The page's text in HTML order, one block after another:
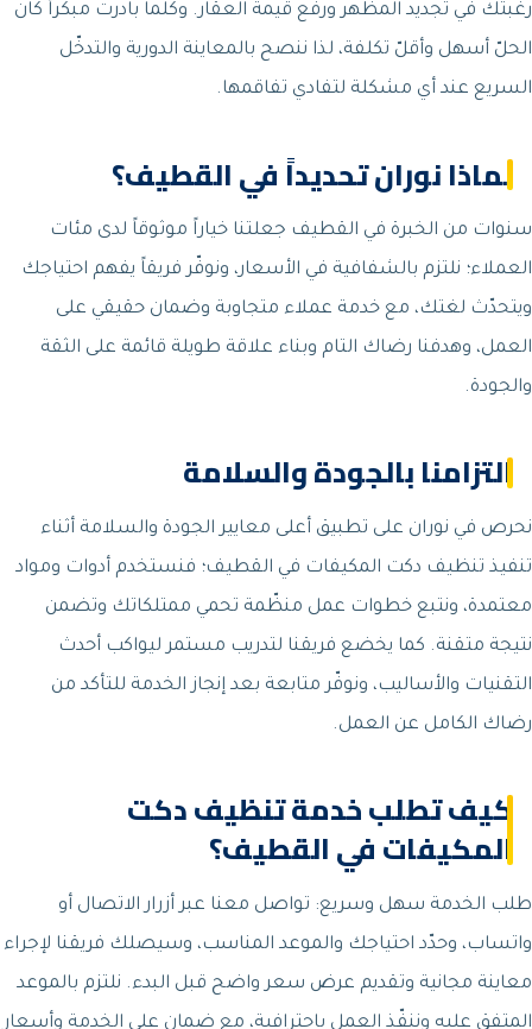
رغبتك في تجديد المظهر ورفع قيمة العقار. وكلما بادرت مبكراً كان
الحلّ أسهل وأقلّ تكلفة، لذا ننصح بالمعاينة الدورية والتدخّل
السريع عند أي مشكلة لتفادي تفاقمها.
لماذا نوران تحديداً في القطيف؟
سنوات من الخبرة في القطيف جعلتنا خياراً موثوقاً لدى مئات
العملاء؛ نلتزم بالشفافية في الأسعار، ونوفّر فريقاً يفهم احتياجك
ويتحدّث لغتك، مع خدمة عملاء متجاوبة وضمان حقيقي على
العمل، وهدفنا رضاك التام وبناء علاقة طويلة قائمة على الثقة
والجودة.
التزامنا بالجودة والسلامة
نحرص في نوران على تطبيق أعلى معايير الجودة والسلامة أثناء
تنفيذ تنظيف دكت المكيفات في القطيف؛ فنستخدم أدوات ومواد
معتمدة، ونتبع خطوات عمل منظّمة تحمي ممتلكاتك وتضمن
نتيجة متقنة. كما يخضع فريقنا لتدريب مستمر ليواكب أحدث
التقنيات والأساليب، ونوفّر متابعة بعد إنجاز الخدمة للتأكد من
رضاك الكامل عن العمل.
كيف تطلب خدمة تنظيف دكت
المكيفات في القطيف؟
طلب الخدمة سهل وسريع: تواصل معنا عبر أزرار الاتصال أو
واتساب، وحدّد احتياجك والموعد المناسب، وسيصلك فريقنا لإجراء
معاينة مجانية وتقديم عرض سعر واضح قبل البدء. نلتزم بالموعد
المتفق عليه وننفّذ العمل باحترافية، مع ضمان على الخدمة وأسعار